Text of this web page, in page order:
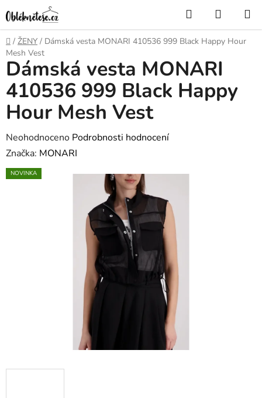
na
obsah
Hledat
KOŠÍK
Domů
/ ŽENY / Dámská vesta MONARI 410536 999 Black Happy Hour
Mesh Vest
Dámská vesta MONARI
410536 999 Black Happy
Hour Mesh Vest
Průměrné
hodnocení
produktu
Neohodnoceno Podrobnosti hodnocení
Značka: MONARI
NOVINKA